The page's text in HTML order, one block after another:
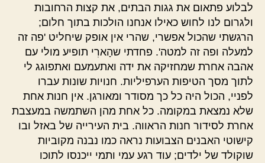
לבלוע פתאום את גגות הבתים, את קצות הרחובות
ולגרום לנו לחוש כאילו אנחנו הולכות בתוך חלום;
הרגשתי שהכול אפשרי, שהרי אין אופק שיחליט 'פה זה
למעלה ופה זה למטה'. פחדתי שהָארִי תופיע מולי עם
אהבה אחרת שמחזיקה את ידה ואתעמעם ואתפוגג לי
לתוך מסך הטיפות הערפיליות. חנויות שונות עברו
לפניי, הכול היה כל כך מסודר ומאורגן. אין חנות אחת
שלא נמצאת במקומה. כל אחת מהן השתמשה במעצבת
אחרת לסידור חנות הראווה. בית העירייה של באזל ובו
קישוטי האבנים הצבועות נראה כמו נבנה מקוביות
שוקולד של ילדים; עוד רגע עמי ותמי ייכנסו לתוכו